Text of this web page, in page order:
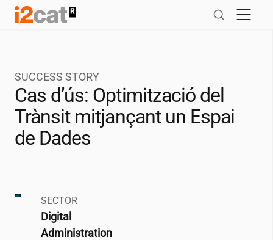
Salta
SUCCESS STORY
Cas d’ús: Optimització del
Trànsit mitjançant un Espai
de Dades
SECTOR
Digital
Administration